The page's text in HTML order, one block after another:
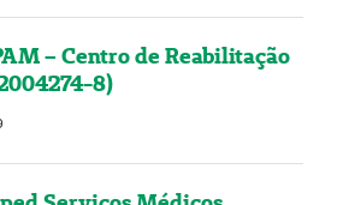
– Centro de Reabilitação
8)